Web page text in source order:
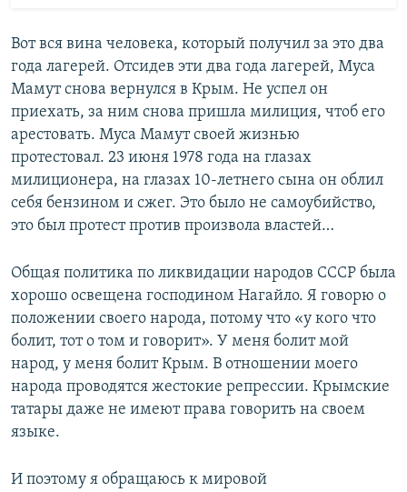
Вот вся вина человека, который получил за это два
года лагерей. Отсидев эти два года лагерей, Муса
Мамут снова вернулся в Крым. Не успел он
приехать, за ним снова пришла милиция, чтоб его
арестовать. Муса Мамут своей жизнью
протестовал. 23 июня 1978 года на глазах
милиционера, на глазах 10-летнего сына он облил
себя бензином и сжег. Это было не самоубийство,
это был протест против произвола властей…
Общая политика по ликвидации народов СССР была
хорошо освещена господином Нагайло. Я говорю о
положении своего народа, потому что «у кого что
болит, тот о том и говорит». У меня болит мой
народ, у меня болит Крым. В отношении моего
народа проводятся жестокие репрессии. Крымские
татары даже не имеют права говорить на своем
языке.
И поэтому я обращаюсь к мировой